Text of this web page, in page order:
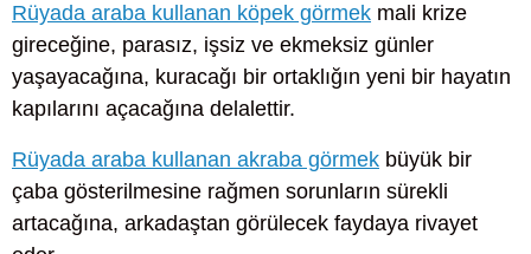
Rüyada araba kullanan köpek görmek mali krize
gireceğine, parasız, işsiz ve ekmeksiz günler
yaşayacağına, kuracağı bir ortaklığın yeni bir hayatın
kapılarını açacağına delalettir.
Rüyada araba kullanan akraba görmek büyük bir
çaba gösterilmesine rağmen sorunların sürekli
artacağına, arkadaştan görülecek faydaya rivayet